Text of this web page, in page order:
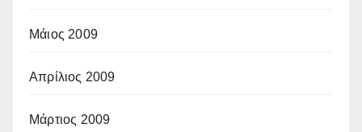
Μάιος 2009
Απρίλιος 2009
Μάρτιος 2009